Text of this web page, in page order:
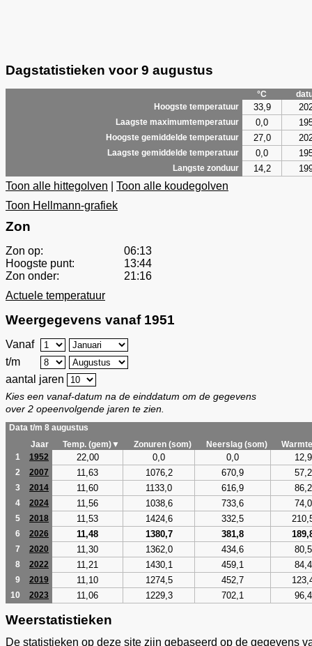
Dagstatistieken voor 9 augustus
°C
Hoogste temperatuur
33,9
Laagste maximumtemperatuur 0,0
Hoogste gemiddelde temperatuur 27,0
Laagste gemiddelde temperatuur 0,0
Langste zonduur 14,2
Toon alle hittegolven
Toon alle koudegolven
Toon Hellmann-grafiek
Zon
Zon op:
06:13
Hoogste punt:
13:44
Zon onder:
21:16
Actuele temperatuur
Weergegevens vanaf 1951
Vanaf
t/m
aantal jaren
Kies een vanaf-datum na de einddatum om de gegevens
over 2 opeenvolgende jaren te zien.
Data t/m 8 augustus
Jaar
Temp. (gem)▼ Zonuren (som) Neerslag (som)
1
1952 22,00 0,0 0,0 12,9
2 2007 11,63 1076,2 670,9 57,2
3 2014 11,60 1133,0 616,9 86,2
4 2024 11,56 1038,6 733,6 74,0
5 2018 11,53 1424,6 332,5
6 2026 11,48 1380,7 381,8
7 2020 11,30 1362,0 434,6 80,5
8 2022 11,21 1430,1 459,1 84,4
9 2019 11,10 1274,5 452,7
10 2023 11,06 1229,3 702,1 96,4
Weerstatistieken
De statistieken op deze site zijn gebaseerd op de gegevens